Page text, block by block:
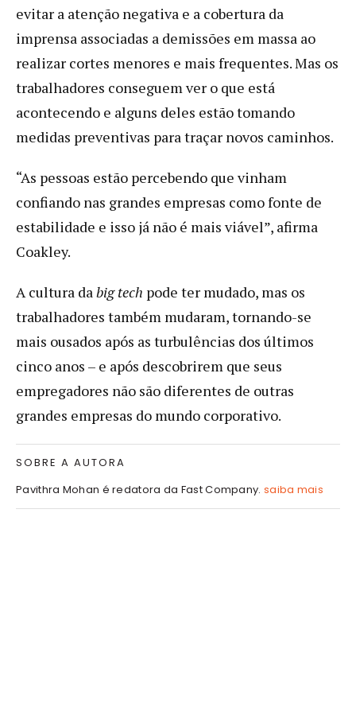
evitar a atenção negativa e a cobertura da
imprensa associadas a demissões em massa ao
realizar cortes menores e mais frequentes. Mas os
trabalhadores conseguem ver o que está
acontecendo e alguns deles estão tomando
medidas preventivas para traçar novos caminhos.
“As pessoas estão percebendo que vinham
confiando nas grandes empresas como fonte de
estabilidade e isso já não é mais viável”, afirma
Coakley.
A cultura dabig tech pode ter mudado, mas os
trabalhadores também mudaram, tornando-se
mais ousados após as turbulências dos últimos
cinco anos – e após descobrirem que seus
empregadores não são diferentes de outras
grandes empresas do mundo corporativo.
SOBRE A AUTORA
Pavithra Mohan é redatora da Fast Company. saiba mais